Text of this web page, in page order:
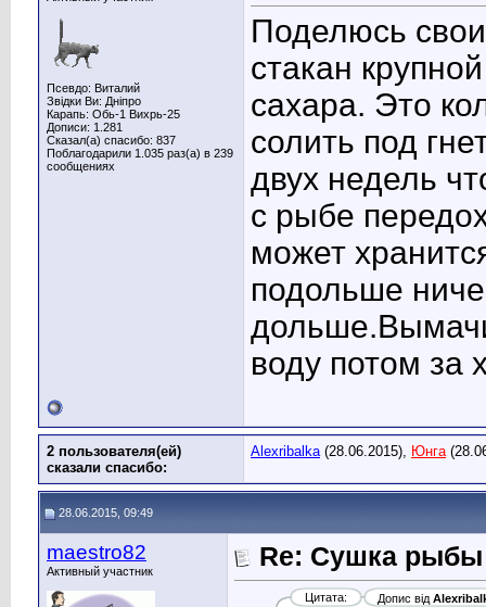
Псевдо: Виталий
Звідки Ви: Днiпро
Карапь: Обь-1 Вихрь-25
Дописи: 1.281
Сказал(а) спасибо: 837
Поблагодарили 1.035 раз(а) в 239
сообщениях
Поделюсь
стакан
сахара. Это
солить под
двух недель
с рыбе
может
подольше
воду потом за
2 пользователя(ей)
сказали cпасибо:
Alexribalka(28.06.2015), Юнга
28.06.2015, 09:49
maestro82
Активный участник Re: Сушка
Цитата: Допис від